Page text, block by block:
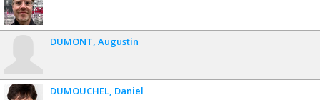
DUMONT Augustin
DUMOUCHEL Daniel